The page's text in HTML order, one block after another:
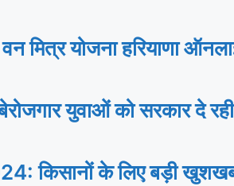
योजना हरियाणा
युवाओं को सरकार दे रही
के लिए बड़ी